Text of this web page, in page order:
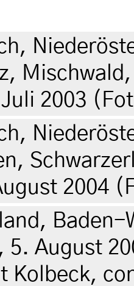
2003
2004
5. August
Kolbeck,